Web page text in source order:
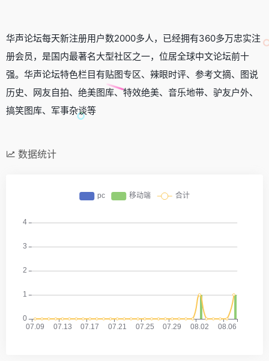
华声论坛每天新注册用户数2000多人，已经拥有360多万忠实注
册会员，是国内最著名大型社区之一，位居全球中文论坛前十
强。华声论坛特色栏目有贴图专区、辣眼时评、参考文摘、图说
历史、网友自拍、绝美图库、特效绝美、音乐地带、驴友户外、
搞笑图库、军事杂谈等
数据统计